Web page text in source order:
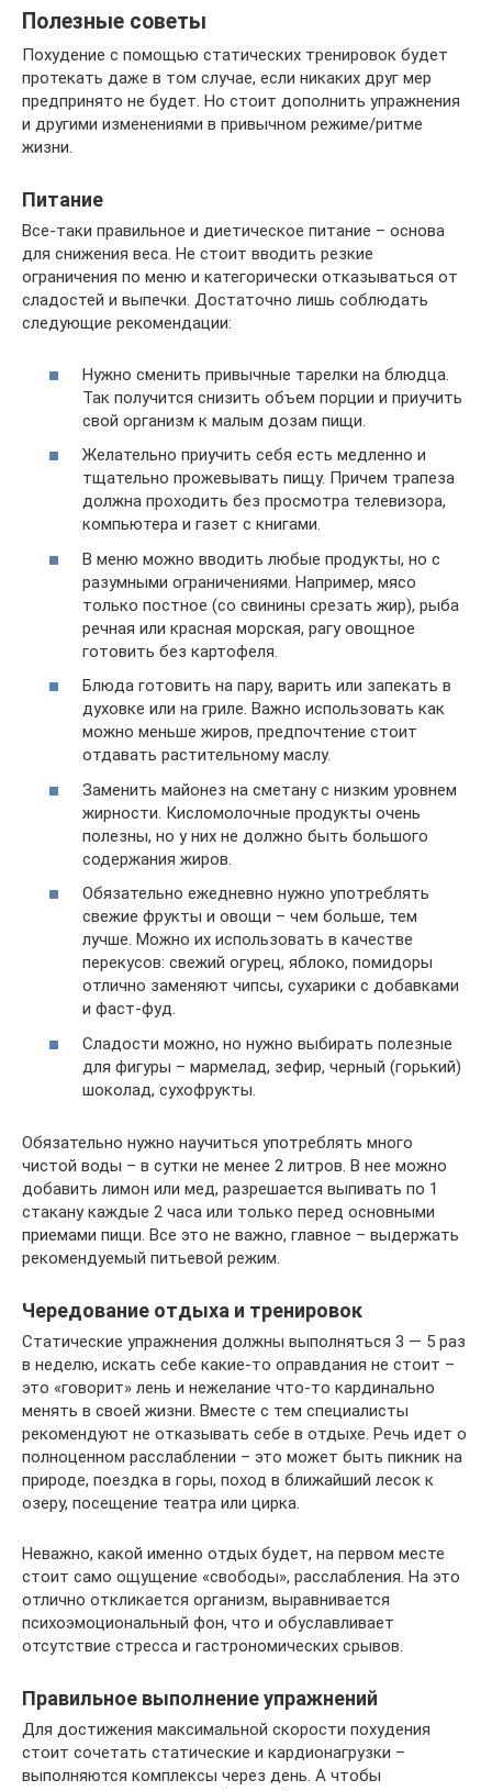
Полезные советы
Похудение с помощью статических тренировок будет
протекать даже в том случае, если никаких друг мер
предпринято не будет. Но стоит дополнить упражнения
и другими изменениями в привычном режиме/ритме
жизни.
Питание
Все-таки правильное и диетическое питание – основа
для снижения веса. Не стоит вводить резкие
ограничения по меню и категорически отказываться от
сладостей и выпечки. Достаточно лишь соблюдать
следующие рекомендации:
Нужно сменить привычные тарелки на блюдца.
Так получится снизить объем порции и приучить
свой организм к малым дозам пищи.
Желательно приучить себя есть медленно и
тщательно прожевывать пищу. Причем трапеза
должна проходить без просмотра телевизора,
компьютера и газет с книгами.
В меню можно вводить любые продукты, но с
разумными ограничениями. Например, мясо
только постное (со свинины срезать жир), рыба
речная или красная морская, рагу овощное
готовить без картофеля.
Блюда готовить на пару, варить или запекать в
духовке или на гриле. Важно использовать как
можно меньше жиров, предпочтение стоит
отдавать растительному маслу.
Заменить майонез на сметану с низким уровнем
жирности. Кисломолочные продукты очень
полезны, но у них не должно быть большого
содержания жиров.
Обязательно ежедневно нужно употреблять
свежие фрукты и овощи – чем больше, тем
лучше. Можно их использовать в качестве
перекусов: свежий огурец, яблоко, помидоры
отлично заменяют чипсы, сухарики с добавками
и фаст-фуд.
Сладости можно, но нужно выбирать полезные
для фигуры – мармелад, зефир, черный (горький)
шоколад, сухофрукты.
Обязательно нужно научиться употреблять много
чистой воды – в сутки не менее 2 литров. В нее можно
добавить лимон или мед, разрешается выпивать по 1
стакану каждые 2 часа или только перед основными
приемами пищи. Все это не важно, главное – выдержать
рекомендуемый питьевой режим.
Чередование отдыха и тренировок
Статические упражнения должны выполняться 3 — 5 раз
в неделю, искать себе какие-то оправдания не стоит –
это «говорит» лень и нежелание что-то кардинально
менять в своей жизни. Вместе с тем специалисты
рекомендуют не отказывать себе в отдыхе. Речь идет о
полноценном расслаблении – это может быть пикник на
природе, поездка в горы, поход в ближайший лесок к
озеру, посещение театра или цирка.
Неважно, какой именно отдых будет, на первом месте
стоит само ощущение «свободы», расслабления. На это
отлично откликается организм, выравнивается
психоэмоциональный фон, что и обуславливает
отсутствие стресса и гастрономических срывов.
Правильное выполнение упражнений
Для достижения максимальной скорости похудения
стоит сочетать статические и кардионагрузки –
выполняются комплексы через день. А чтобы